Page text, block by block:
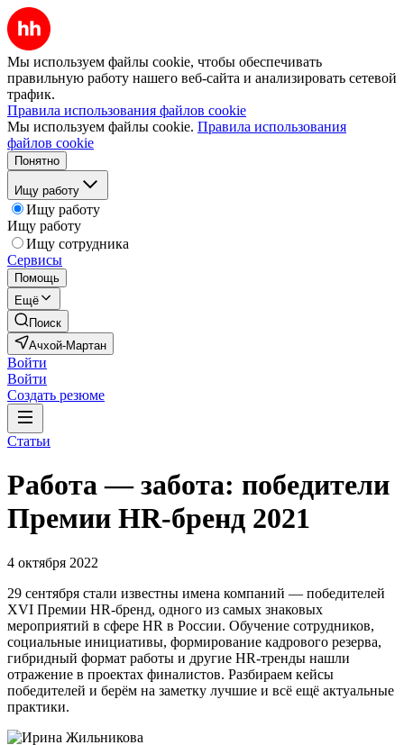
Мы используем файлы cookie, чтобы обеспечивать
правильную работу нашего веб-сайта и анализировать сетевой
трафик.
Правила использования файлов cookie
Мы используем файлы cookie. Правила использования
файлов cookie
Понятно
Ищу работу
Ищу работу
Ищу работу
Ищу сотрудника
Сервисы
Помощь
Ещё
Поиск
Ачхой-Мартан
Войти
Войти
Создать резюме
Статьи
Работа — забота: победители
Премии HR-бренд 2021
4 октября 2022
29 сентября стали известны имена компаний — победителей
XVI Премии HR-бренд, одного из самых знаковых
мероприятий в сфере HR в России. Обучение сотрудников,
социальные инициативы, формирование кадрового резерва,
гибридный формат работы и другие HR-тренды нашли
отражение в проектах финалистов. Разбираем кейсы
победителей и берём на заметку лучшие и всё ещё актуальные
практики.